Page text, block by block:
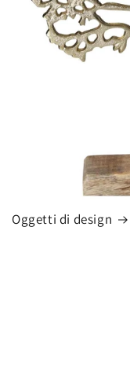
Oggetti di design